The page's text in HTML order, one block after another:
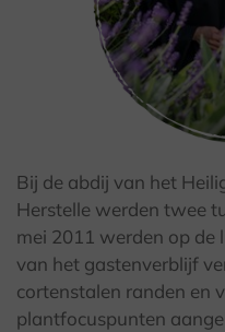
©
Bij de abdij van het
Herstelle werden twee
mei 2011 werden op de
van het gastenverblijf
cortenstalen randen en
plantfocuspunten